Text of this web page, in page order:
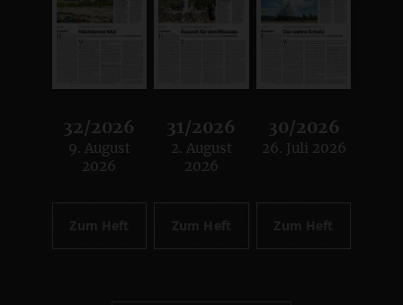
32/2026
:
9. August
2026
Zum Heft
31/2026
:
2. August
2026
Zum Heft
30/2026
:
26. Juli 2026
Zum Heft